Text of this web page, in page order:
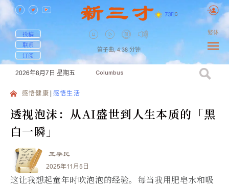
73F| C
投稿
联系
订阅
笛子曲, 4:38 分钟
繁体
2026年8月7日 星期五 Columbus
感悟健康 感悟生活
透视泡沫：从AI盛世到人生本质的「黑
白一瞬」
王季民
2025年11月5日
这让我想起童年时吹泡泡的经验。每当我用肥皂水和吸